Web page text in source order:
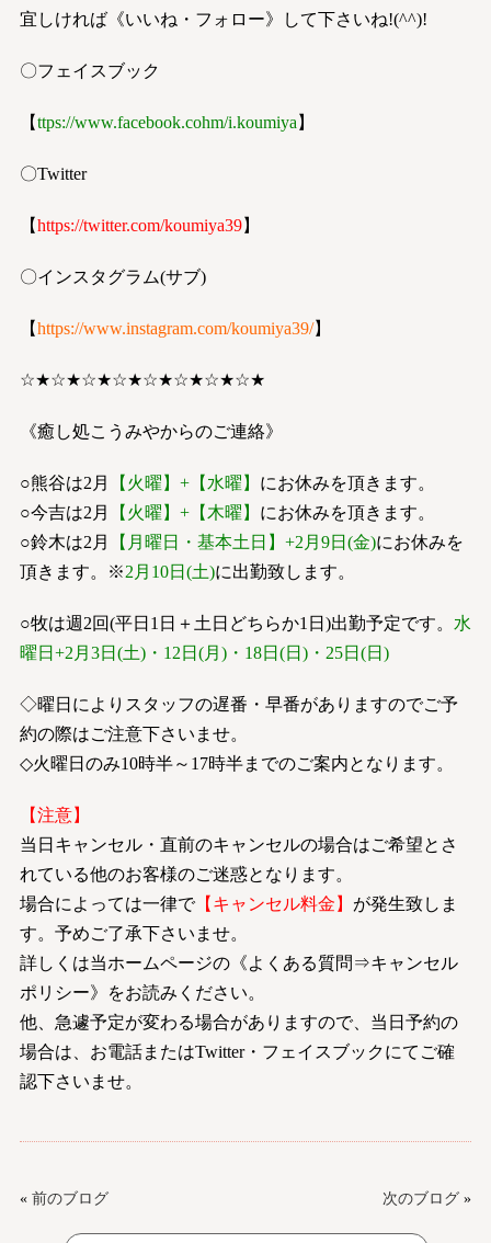
宜しければ《いいね・フォロー》して下さいね!(^^)!
〇フェイスブック
【ttps://www.facebook.cohm/i.koumiya 】
〇Twitter
【https://twitter.com/koumiya39】
〇インスタグラム(サブ)
【https://www.instagram.com/koumiya39/】
☆★☆★☆★☆★☆★☆★☆★☆★
《癒し処こうみやからのご連絡》
○熊谷は2月 【火曜】+【水曜】 にお休みを頂きます。
○今吉は2月
【火曜】+【木曜】 にお休みを頂きます。
○鈴木は2月
【月曜日・基本土日】+2月9日(金)にお休みを
頂きます。※2月10日(土)に出勤致します。
○牧は週2回(平日1日＋土日どちらか1日)出勤予定です。 水
曜日+2月3日(土)・12日(月)・18日(日)・25日(日)
◇曜日によりスタッフの遅番・早番がありますのでご予
約の際はご注意下さいませ。
◇火曜日のみ10時半～17時半までのご案内となります。
【注意】
当日キャンセル・直前のキャンセルの場合はご希望とさ
れている他のお客様のご迷惑となります。
場合によっては一律で【キャンセル料金】 が発生致しま
す。予めご了承下さいませ。
詳しくは当ホームページの《よくある質問⇒キャンセル
ポリシー》をお読みください。
他、急遽予定が変わる場合がありますので、当日予約の
場合は、お電話またはTwitter・フェイスブックにてご確
認下さいませ。
« 前のブログ 次のブログ »